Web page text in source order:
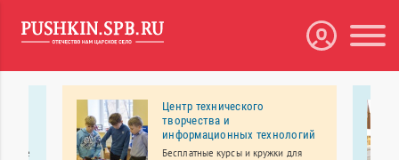
Центр технического
творчества и
информационных технологий
Бесплатные курсы и кружки для